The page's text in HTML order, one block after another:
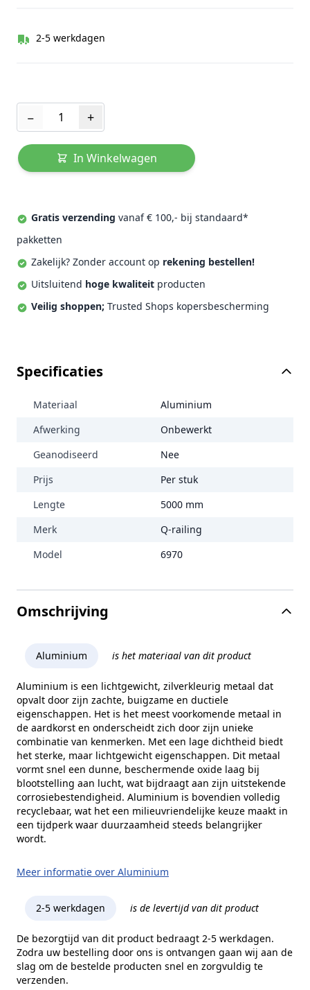
2-5 werkdagen
− +
In Winkelwagen
Gratis verzending vanaf € 100,- bij standaard*
pakketten
Zakelijk? Zonder account op rekening bestellen!
Uitsluitend hoge kwaliteit producten
Veilig shoppen; Trusted Shops kopersbescherming
Specificaties
Materiaal
Aluminium
Afwerking
Onbewerkt
Geanodiseerd
Nee
Prijs
Per stuk
Lengte
5000 mm
Merk
Q-railing
Model
6970
Omschrijving
Aluminium is het materiaal van dit product
Aluminium is een lichtgewicht, zilverkleurig metaal dat
opvalt door zijn zachte, buigzame en ductiele
eigenschappen. Het is het meest voorkomende metaal in
de aardkorst en onderscheidt zich door zijn unieke
combinatie van kenmerken. Met een lage dichtheid biedt
het sterke, maar lichtgewicht eigenschappen. Dit metaal
vormt snel een dunne, beschermende oxide laag bij
blootstelling aan lucht, wat bijdraagt aan zijn uitstekende
corrosiebestendigheid. Aluminium is bovendien volledig
recyclebaar, wat het een milieuvriendelijke keuze maakt in
een tijdperk waar duurzaamheid steeds belangrijker
wordt.
Meer informatie over Aluminium
2-5 werkdagen is de levertijd van dit product
De bezorgtijd van dit product bedraagt 2-5 werkdagen.
Zodra uw bestelling door ons is ontvangen gaan wij aan de
slag om de bestelde producten snel en zorgvuldig te
verzenden.